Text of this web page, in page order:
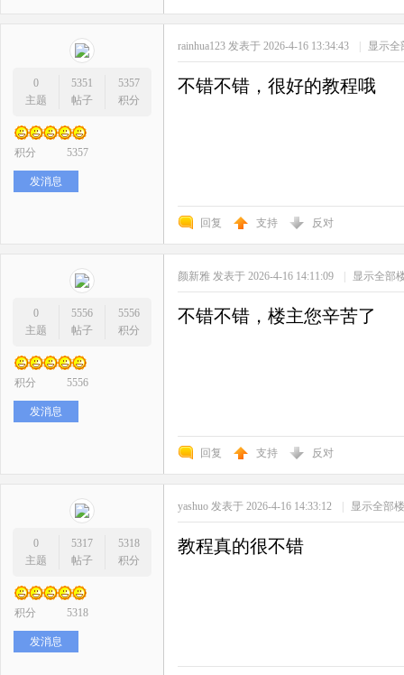
0
主题
5351
帖子
5357
积分
积分 5357
发消息
rainhua123 发表于 2026-4-16 13:34:43 | 显示全
不错不错，很好的教程哦
回复 支持 反对
0
主题
5556
帖子
5556
积分
积分 5556
发消息
颜新雅 发表于 2026-4-16 14:11:09 | 显示全部
不错不错，楼主您辛苦了
回复 支持 反对
0
主题
5317
帖子
5318
积分
积分 5318
发消息
yashuo 发表于 2026-4-16 14:33:12 | 显示全部
教程真的很不错